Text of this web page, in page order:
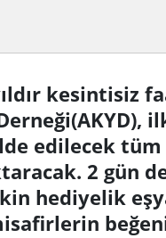
kesintisiz
edilecek
2 gün
hediyelik